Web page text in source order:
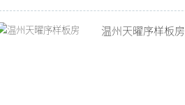
温州天曜序样板房